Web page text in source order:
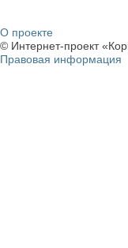
О проекте
© Интернет-проект
Правовая информация